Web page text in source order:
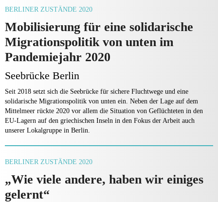
BERLINER ZUSTÄNDE 2020
Mobilisierung für eine solidarische
Migrationspolitik von unten im
Pandemiejahr 2020
Seebrücke Berlin
Seit 2018 setzt sich die Seebrücke für sichere Fluchtwege und eine
solidarische Migrationspolitik von unten ein. Neben der Lage auf dem
Mittelmeer rückte 2020 vor allem die Situation von Geflüchteten in den
EU-Lagern auf den griechischen Inseln in den Fokus der Arbeit auch
unserer Lokalgruppe in Berlin.
BERLINER ZUSTÄNDE 2020
„Wie viele andere, haben wir einiges
gelernt“